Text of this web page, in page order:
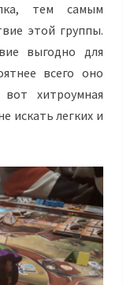
тем самым
этой группы.
выгодно для
всего оно
хитроумная
искать легких и